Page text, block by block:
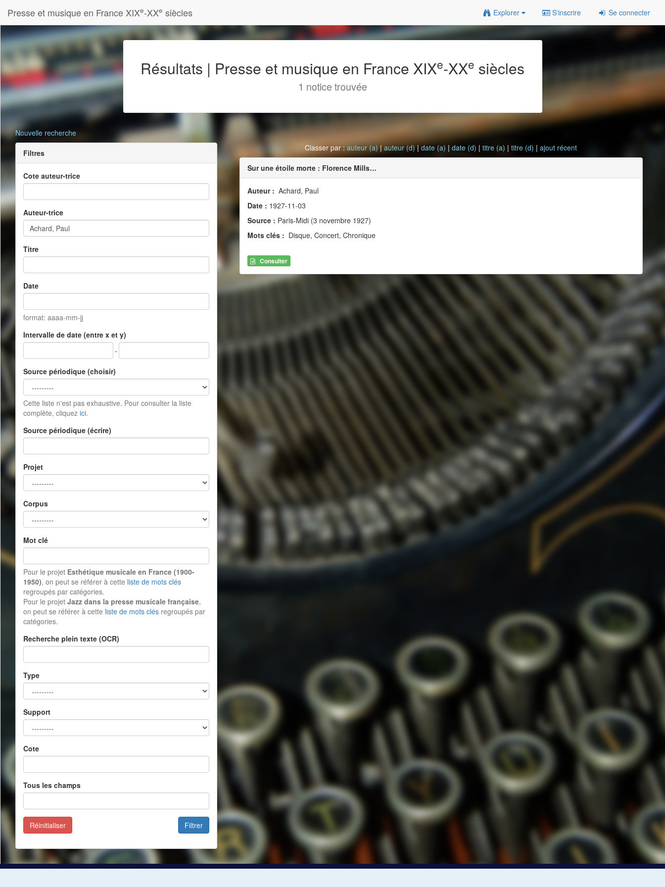
Presse et musique en France XIXe-XXe siècles Explorer S'inscrire Se connecter
Résultats | Presse et musique en France XIXe-XXe siècles
1 notice trouvée
Nouvelle recherche
Filtres
Cote auteur-trice
Auteur-trice
Titre
Date
format: aaaa-mm-jj
Intervalle de date (entre x et y)
-
Source périodique (choisir)
Cette liste n'est pas exhaustive. Pour consulter la liste
complète, cliquez ici.
Source périodique (écrire)
Projet
Corpus
Mot clé
Pour le projet Esthétique musicale en France (1900-
1950), on peut se référer à cette liste de mots clés
regroupés par catégories.
Pour le projet Jazz dans la presse musicale française,
on peut se référer à cette liste de mots clés regroupés par
catégories.
Recherche plein texte (OCR)
Type
Support
Cote
Tous les champs
Filtrer
Réinitialiser
Classer par :auteur (a)|auteur (d)|date (a) |date (d) |titre (a) |titre (d) |ajout récent
Sur une étoile morte : Florence Mills…
Auteur : Achard, Paul
Date : 1927-11-03
Source : Paris-Midi (3 novembre 1927)
Mots clés : Disque, Concert, Chronique
Consulter